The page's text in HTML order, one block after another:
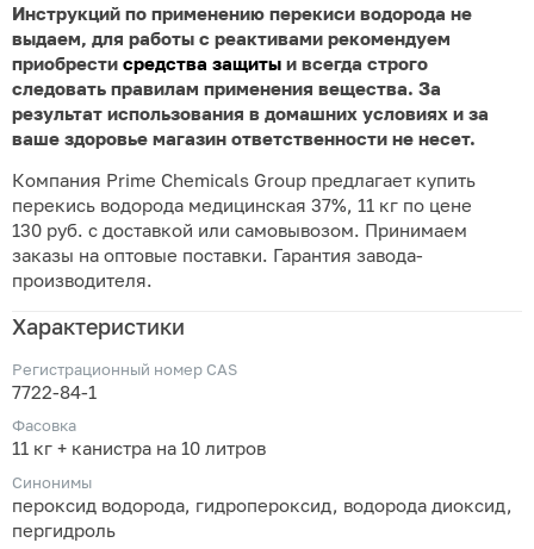
Инструкций по применению перекиси водорода не
выдаем, для работы с реактивами рекомендуем
приобрести средства защиты и всегда строго
следовать правилам применения вещества. За
результат использования в домашних условиях и за
ваше здоровье магазин ответственности не несет.
Компания Prime Chemicals Group предлагает купить
перекись водорода медицинская 37%, 11 кг по цене
130 руб. с доставкой или самовывозом. Принимаем
заказы на оптовые поставки. Гарантия завода-
производителя.
Характеристики
Регистрационный номер CAS
7722-84-1
Фасовка
11 кг + канистра на 10 литров
Синонимы
пероксид водорода, гидропероксид, водорода диоксид,
пергидроль